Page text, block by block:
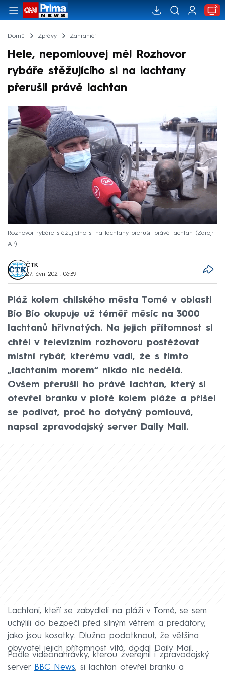
Domů Zprávy Zahraničí
Hele, nepomlouvej mě! Rozhovor
rybáře stěžujícího si na lachtany
přerušil právě lachtan
Rozhovor rybáře stěžujícího si na lachtany přerušil právě lachtan
Zdroj:
AP
ČTK
27. čvn 2021, 06:39
Pláž kolem chilského města Tomé v oblasti
Bío Bío okupuje už téměř měsíc na 3000
lachtanů hřivnatých. Na jejich přítomnost si
chtěl v televizním rozhovoru postěžovat
místní rybář, kterému vadí, že s tímto
„lachtaním morem“ nikdo nic nedělá.
Ovšem přerušil ho právě lachtan, který si
otevřel branku v plotě kolem pláže a přišel
se podívat, proč ho dotyčný pomlouvá,
napsal zpravodajský server Daily Mail.
Lachtani, kteří se zabydleli na pláži v Tomé, se sem
uchýlili do bezpečí před silným větrem a predátory,
jako jsou kosatky. Dlužno podotknout, že většina
obyvatel jejich přítomnost vítá, dodal Daily Mail.
Podle videonahrávky, kterou zveřejnil i zpravodajský
server BBC News, si lachtan otevřel branku a